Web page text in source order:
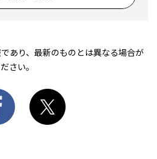
あり、最新のものとは異なる場合が
さい。